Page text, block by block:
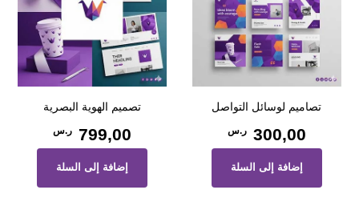
تصاميم لوسائل التواصل
300,00 ر.س
إضافة إلى السلة
تصميم الهوية البصرية
799,00 ر.س
إضافة إلى السلة